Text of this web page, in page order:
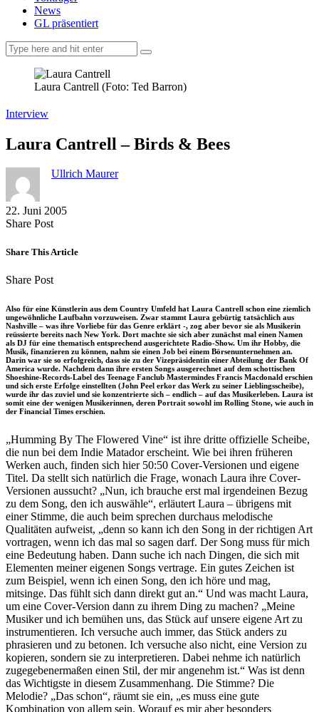
News
GL präsentiert
Laura Cantrell (Foto: Ted Barron)
Interview
Laura Cantrell – Birds & Bees
Ullrich Maurer
22. Juni 2005
Share PostShare
Facebook
Copy
to
Send
via
Share This Article
Share PostShare
Facebook
Copy
to
clipboard
Send
via
eMail
Also für eine Künstlerin aus dem Country Umfeld hat Laura Cantrell schon eine ziemlich
ungewöhnliche Laufbahn vorzuweisen. Zwar stammt Laura gebürtig tatsächlich aus
Nashville – was ihre Vorliebe für das Genre erklärt -, zog aber bevor sie als Musikerin
reüssierte bereits nach New York. Dort machte sie sich aber zunächst mal einen Namen
als DJ für eine thematisch entsprechend ausgerichtete Radio-Show. Um ihr Hobby, die
Musik, finanzieren zu können, nahm sie einen Job bei einem Börsenunternehmen an.
Darin war sie so erfolgreich, dass sie zu der Vizepräsidentin einer Abteilung der Bank Of
America wurde. Nachdem dann ihre ersten Songs ausgerechnet auf dem schottischen
Shoeshine-Records-Label des Teenage Fanclub Mastermindes Francis Macdonald erschien
und sich erste Erfolge einstellten (John Peel erkor das Werk zu seiner Lieblingsscheibe),
wurde ihr das zuviel und sie konzentrierte sich – endlich – auf das Musikerleben. Laura ist
somit eine der wenigen Musikerinnen, deren Portrait sowohl im Rolling Stone, wie auch in
der Financial Times erschien.
„Humming By The Flowered Vine“ ist ihre dritte offizielle Scheibe,
die nun bei dem Indie Matador erscheint. Wie bei ihren früheren
Werken auch, finden sich hier 50:50 Cover-Versionen und eigene
Titel. Da stellt sich natürlich die Frage, wonach Laura ihre Cover-
Versionen aussucht? „Nun, ich brauche erst mal irgendeinen Bezug
zu dem Song, den ich auswähle“, erläutert Laura – übrigens mit
einer Stimme, die auch beim sprechen durchaus melodische
Qualitäten aufweist, „denn so kann ich den Song in der richtigen Art
vortragen, wenn ich das mal so sagen darf. Der Song muss für mich
eine Bedeutung haben. Dann suche ich nach Dingen, die sich mit
Elementen meiner eigenen Songs vertrage. Ein gutes Zeichen ist
zum Beispiel, wenn ich einen Song, den ich höre und mag,
mitsinge. Das fühlt sich dann direkt gut an.“ Und was macht Laura,
um eine Cover-Version dann zu ihrem Ding zu machen? „Meine
Musiker und ich bemühen uns, das Stück auf unsere eigene Art zu
instrumentieren. Ich versuche auch immer, das Stück anders zu
phrasieren und zu betonen. Ich versuche also nicht, eine Version zu
kopieren, sondern sie zu interpretieren. Dabei nehme ich natürlich
zugegebenermaßen einen Stil, der mir angenehm ist.“ Was ist denn
das Wichtigste in diesem Zusammenhang. Die Stimme? Die
Melodie? „Das schon“, räumt sie ein, „es muss eine gute
Kombination von allem sein. Worauf es mir aber besonders